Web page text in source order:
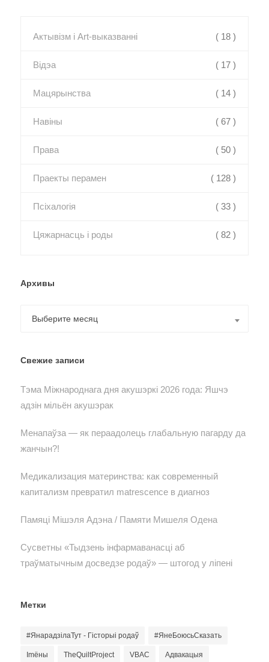
Актывізм і Art-выказванні ( 18 )
Відэа ( 17 )
Мацярынства ( 14 )
Навіны ( 67 )
Права ( 50 )
Праекты перамен ( 128 )
Псіхалогія ( 33 )
Цяжарнасць і роды ( 82 )
Архивы
Выберите месяц
Свежие записи
Тэма Міжнароднага дня акушэркі 2026 года: Яшчэ
адзін мільён акушэрак
Менапаўза — як пераадолець глабальную пагарду да
жанчын?!
Медикализация материнства: как современный
капитализм превратил matrescence в диагноз
Памяці Мішэля Адэна / Памяти Мишеля Одена
Сусветны «Тыдзень інфармаванасці аб
траўматычным досведзе родаў» — штогод у ліпені
Метки
#ЯнарадзілаТут - Гісторыі родаў #ЯнеБоюсьСказать
Imёны TheQuiltProject VBAC Адвакацыя